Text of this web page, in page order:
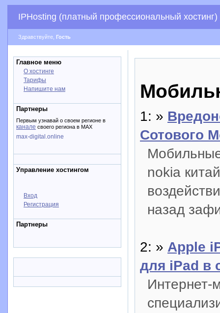
IPHosting (платный профессиональный хостинг)
Здравствуйте, Гость
Главное меню
О хостинге
Тарифы
Напишите нам
Партнеры
Первым узнавай о своем регионе в
канале своего региона в MAX
max-digital.online
Управление хостингом
Вход
Регистрация
Партнеры
1: »
Сотового
nokia
назад
2: » Apple
для iPad в
Интернет-